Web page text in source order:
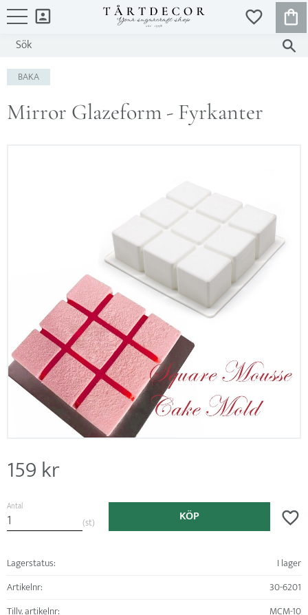
FAVORITER
BAKA
Mirror Glazeform - Fyrkanter
159kr
Antal
st KÖP
Lagerstatus
I lager
Artikelnr
30-6201
Tillv. artikelnr
MCM-10